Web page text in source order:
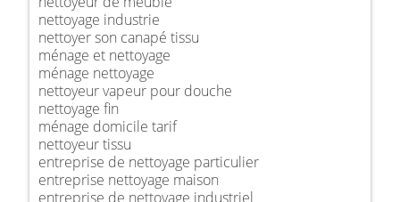
nettoyage industrie
nettoyer son canapé tissu
ménage et nettoyage
ménage nettoyage
nettoyeur vapeur pour douche
nettoyage fin
ménage domicile tarif
nettoyeur tissu
entreprise de nettoyage particulier
entreprise nettoyage maison
entreprise de nettoyage industriel